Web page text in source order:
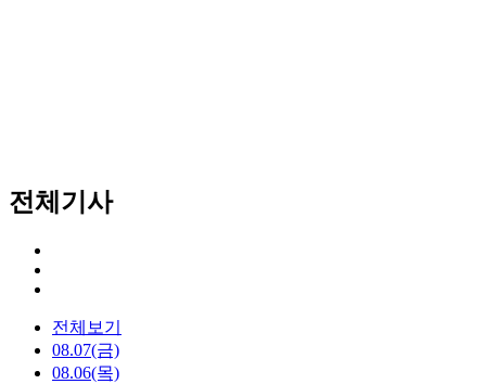
전체기사
전체보기
08.07(금)
08.06(목)